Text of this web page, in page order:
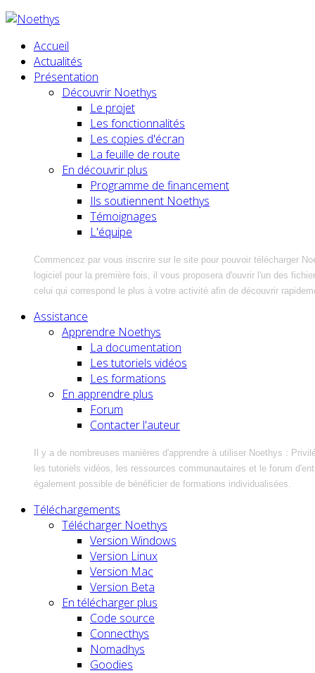
Accueil
Actualités
Présentation
Découvrir Noethys
Le projet
Les fonctionnalités
Les copies d'écran
La feuille de route
En découvrir plus
Programme de financement
Ils soutiennent Noethys
Témoignages
L'équipe
Commencez par vous inscrire sur le site pour pouvoir télécharger
logiciel pour la première fois, il vous proposera d'ouvrir l'un des
celui qui correspond le plus à votre activité afin de découvrir
Assistance
Apprendre Noethys
La documentation
Les tutoriels vidéos
Les formations
En apprendre plus
Forum
Contacter l'auteur
Il y a de nombreuses manières d'apprendre à utiliser Noethys :
les tutoriels vidéos, les ressources communautaires et le forum
également possible de bénéficier de formations individualisées.
Téléchargements
Télécharger Noethys
Version Windows
Version Linux
Version Mac
Version Beta
En télécharger plus
Code source
Connecthys
Nomadhys
Goodies